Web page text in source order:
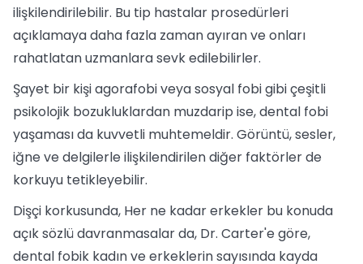
ilişkilendirilebilir. Bu tip hastalar prosedürleri
açıklamaya daha fazla zaman ayıran ve onları
rahatlatan uzmanlara sevk edilebilirler.
Şayet bir kişi agorafobi veya sosyal fobi gibi çeşitli
psikolojik bozukluklardan muzdarip ise, dental fobi
yaşaması da kuvvetli muhtemeldir. Görüntü, sesler,
iğne ve delgilerle ilişkilendirilen diğer faktörler de
korkuyu tetikleyebilir.
Dişçi korkusunda, Her ne kadar erkekler bu konuda
açık sözlü davranmasalar da, Dr. Carter'e göre,
dental fobik kadın ve erkeklerin sayısında kayda